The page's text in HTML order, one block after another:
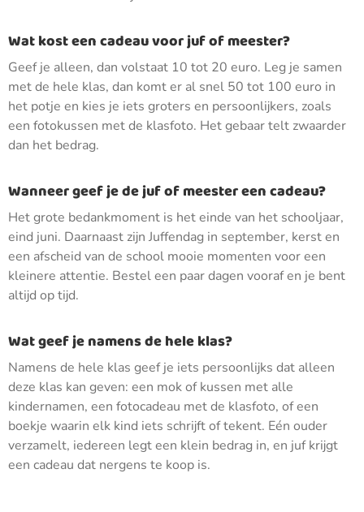
Wat kost een cadeau voor juf of meester?
Geef je alleen, dan volstaat 10 tot 20 euro. Leg je samen
met de hele klas, dan komt er al snel 50 tot 100 euro in
het potje en kies je iets groters en persoonlijkers, zoals
een fotokussen met de klasfoto. Het gebaar telt zwaarder
dan het bedrag.
Wanneer geef je de juf of meester een cadeau?
Het grote bedankmoment is het einde van het schooljaar,
eind juni. Daarnaast zijn Juffendag in september, kerst en
een afscheid van de school mooie momenten voor een
kleinere attentie. Bestel een paar dagen vooraf en je bent
altijd op tijd.
Wat geef je namens de hele klas?
Namens de hele klas geef je iets persoonlijks dat alleen
deze klas kan geven: een mok of kussen met alle
kindernamen, een fotocadeau met de klasfoto, of een
boekje waarin elk kind iets schrijft of tekent. Eén ouder
verzamelt, iedereen legt een klein bedrag in, en juf krijgt
een cadeau dat nergens te koop is.